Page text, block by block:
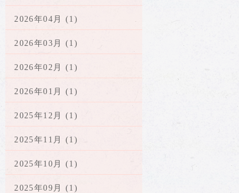
2026年04月 (1)
2026年03月 (1)
2026年02月 (1)
2026年01月 (1)
2025年12月 (1)
2025年11月 (1)
2025年10月 (1)
2025年09月 (1)